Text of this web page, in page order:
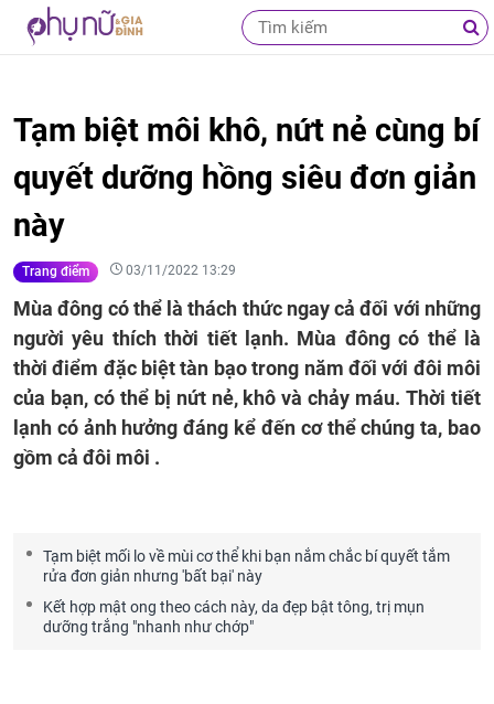
Tạm biệt môi khô, nứt nẻ cùng bí
quyết dưỡng hồng siêu đơn giản
này
Trang điểm 03/11/2022 13:29
Mùa đông có thể là thách thức ngay cả đối với những
người yêu thích thời tiết lạnh. Mùa đông có thể là
thời điểm đặc biệt tàn bạo trong năm đối với đôi môi
của bạn, có thể bị nứt nẻ, khô và chảy máu. Thời tiết
lạnh có ảnh hưởng đáng kể đến cơ thể chúng ta, bao
gồm cả đôi môi .
Tạm biệt mối lo về mùi cơ thể khi bạn nắm chắc bí quyết tắm
rửa đơn giản nhưng 'bất bại' này
Kết hợp mật ong theo cách này, da đẹp bật tông, trị mụn
dưỡng trắng "nhanh như chớp"